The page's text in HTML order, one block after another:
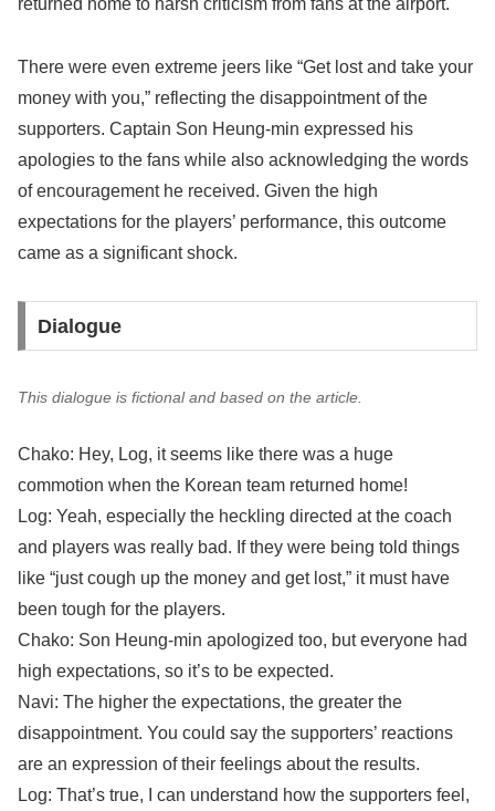
returned home to harsh criticism from fans at the airport.
There were even extreme jeers like “Get lost and take your
money with you,” reflecting the disappointment of the
supporters. Captain Son Heung-min expressed his
apologies to the fans while also acknowledging the words
of encouragement he received. Given the high
expectations for the players’ performance, this outcome
came as a significant shock.
Dialogue
This dialogue is fictional and based on the article.
Chako: Hey, Log, it seems like there was a huge
commotion when the Korean team returned home!
Log: Yeah, especially the heckling directed at the coach
and players was really bad. If they were being told things
like “just cough up the money and get lost,” it must have
been tough for the players.
Chako: Son Heung-min apologized too, but everyone had
high expectations, so it’s to be expected.
Navi: The higher the expectations, the greater the
disappointment. You could say the supporters’ reactions
are an expression of their feelings about the results.
Log: That’s true, I can understand how the supporters feel,